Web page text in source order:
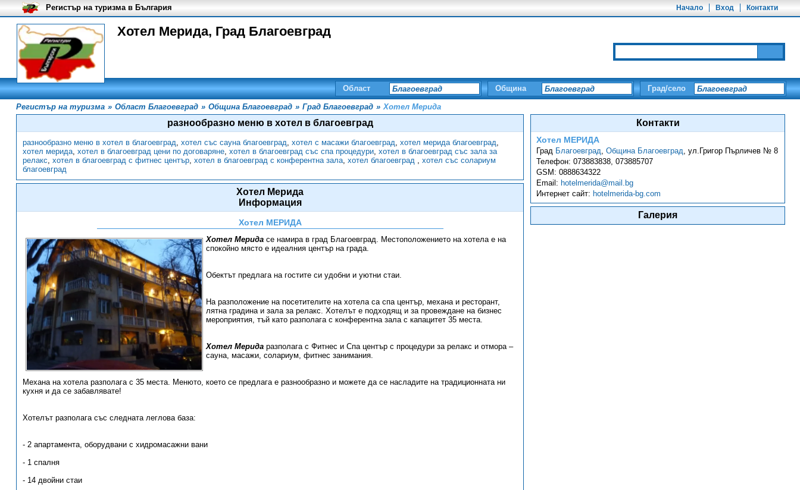
Хотел Мерида, Град Благоевград
Начало Вход Контакти
Регистър на туризма в България
Област Община Град/село
Регистър на туризма » Област Благоевград » Община Благоевград » Град Благоевград » Хотел Мерида
разнообразно меню в хотел в благоевград
разнообразно меню в хотел в благоевград, хотел със сауна благоевград, хотел с масажи благоевград, хотел мерида благоевград,
хотел мерида, хотел в благоевград цени по договаряне, хотел в благоевград със спа процедури, хотел в благоевград със зала за
релакс, хотел в благоевград с фитнес център, хотел в благоевград с конферентна зала, хотел благоевград , хотел със солариум
благоевград
Хотел Мерида
Информация
Хотел МЕРИДА
Хотел Меридасе намира в град Благоевград. Местоположението на хотела е на
спокойно място е идеалния център на града.
Обектът предлага на гостите си удобни и уютни стаи.
На разположение на посетителите на хотела са спа център, механа и ресторант,
лятна градина и зала за релакс. Хотелът е подходящ и за провеждане на бизнес
мероприятия, тъй като разполага с конферентна зала с капацитет 35 места.
Хотел Меридаразполага с Фитнес и Спа център с процедури за релакс и отмора –
сауна, масажи, солариум, фитнес занимания.
Механа на хотела разполага с 35 места. Менюто, което се предлага е разнообразно и можете да се насладите на традиционната ни
кухня и да се забавлявате!
Хотелът разполага със следната леглова база:
- 2 апартамента, оборудвани с хидромасажни вани
- 1 спалня
- 14 двойни стаи
Контакти
Хотел МЕРИДА
Град Благоевград, Община Благоевград, ул.Григор Пърличев № 8
Телефон: 073883838, 073885707
GSM: 0888634322
Email: hotelmerida@mail.bg
Интернет сайт: hotelmerida-bg.com
Галерия